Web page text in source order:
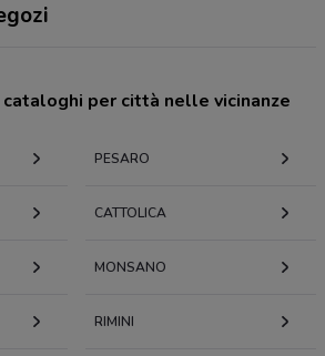
per città nelle vicinanze
PESARO
CATTOLICA
MONSANO
RIMINI